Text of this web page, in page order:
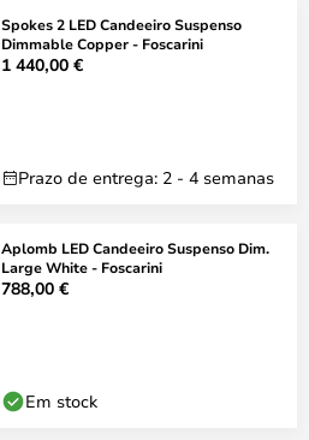
Spokes 2 LED Candeeiro Suspenso
Dimmable Copper - Foscarini
1 440,00 €
Prazo de entrega: 2 - 4 semanas
Aplomb LED Candeeiro Suspenso Dim.
Large White - Foscarini
788,00 €
Em stock